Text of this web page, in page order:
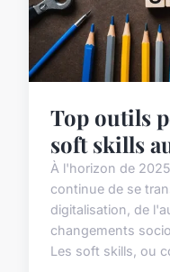
Top outils
soft skills
À l'horizon de
continue de se
digitalisation, de
changements
Les soft skills, ou